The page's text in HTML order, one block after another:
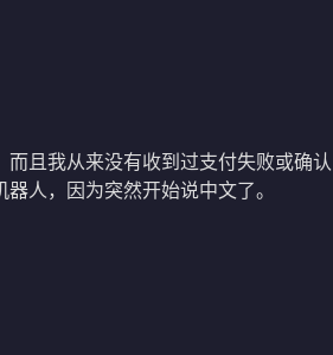
且我从来没有收到过支付失败或确
人，因为突然开始说中文了。